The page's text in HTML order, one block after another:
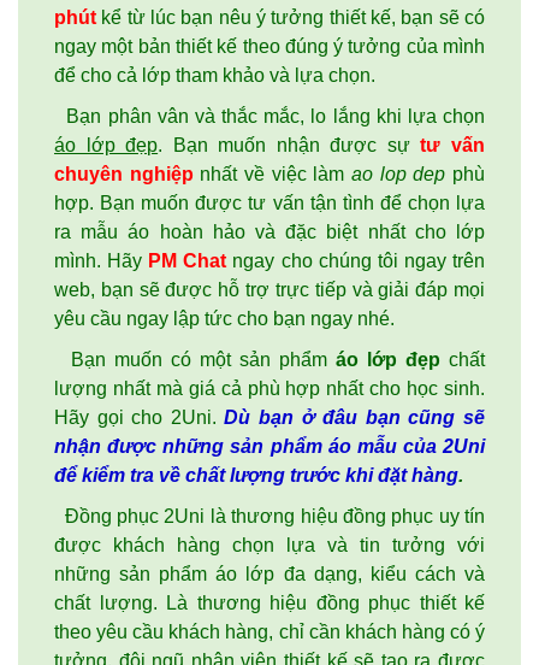
phút kể từ lúc bạn nêu ý tưởng thiết kế, bạn sẽ có
ngay một bản thiết kế theo đúng ý tưởng của mình
để cho cả lớp tham khảo và lựa chọn.
Bạn phân vân và thắc mắc, lo lắng khi lựa chọn
áo lớp đẹp. Bạn muốn nhận được sựtư vấn
chuyên nghiệp nhất về việc làmao lop dep phù
hợp. Bạn muốn được tư vấn tận tình để chọn lựa
ra mẫu áo hoàn hảo và đặc biệt nhất cho lớp
mình. Hãy PM Chat ngay cho chúng tôi ngay trên
web, bạn sẽ được hỗ trợ trực tiếp và giải đáp mọi
yêu cầu ngay lập tức cho bạn ngay nhé.
Bạn muốn có một sản phẩm áo lớp đẹp chất
lượng nhất mà giá cả phù hợp nhất cho học sinh.
Hãy gọi cho 2Uni.Dù bạn ở đâu bạn cũng sẽ
nhận được những sản phẩm áo mẫu của 2Uni
để kiểm tra về chất lượng trước khi đặt hàng.
Đồng phục 2Uni là thương hiệu đồng phục uy tín
được khách hàng chọn lựa và tin tưởng với
những sản phẩmáo lớp đa dạng, kiểu cách và
chất lượng. Là thương hiệu đồng phục thiết kế
theo yêu cầu khách hàng, chỉ cần khách hàng có ý
tưởng, đội ngũ nhân viên thiết kế sẽ tạo ra được